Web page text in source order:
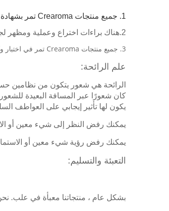
1. جميع منتجات Crearoma تمر بشهادة CE / EMC ، ROHS و FCC.
2.هناك براءات اختراع وعملية ومظهر لجميع منتجات Crearoma.
3. جميع منتجات Crearoma تمر في اختبار وكالة خارجية موثوقة مثل SGS و ITS.
علم الرائحة:
الرائحة هي شعور يتكون من نظامين
كان شعورًا عبر المسافة البعيدة للشعور
يكون لها تأثير إيجابي على العواطف
يمكنك رفض النظر إلى شيء معين أو
يمكنك رفض رؤية شيء معين أو
التعبئة والتسليم:
بشكل عام ، منتجاتنا معبأة في علب.